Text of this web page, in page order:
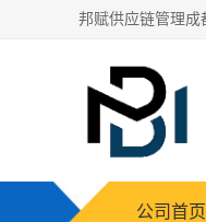
公司首页